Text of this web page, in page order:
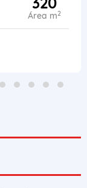
Área m2